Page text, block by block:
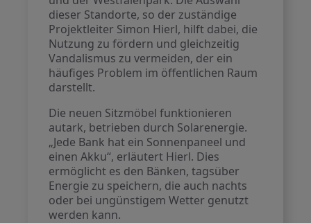
dieser Standorte, so der zuständige
Projektleiter Simon Hierl, hilft dabei, die
Nutzung zu fördern und gleichzeitig
Vandalismus zu vermeiden, der ein
häufiges Problem im öffentlichen Raum
darstellt.
Die neuen Sitzmöbel funktionieren
autark, betrieben durch Solarenergie.
„Jede Bank hat ein Sonnenpaneel und
einen Akku“, erläutert Hierl. Dies
ermöglicht es den Bänken, tagsüber
Energie zu speichern, die auch nachts
oder bei ungünstigem Wetter genutzt
werden kann.